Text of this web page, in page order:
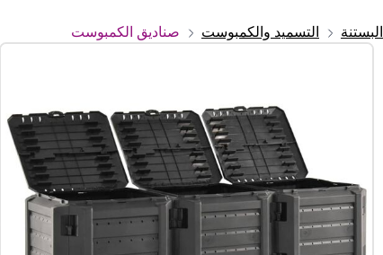
البستنة التسميد والكمبوست صناديق الكمبوست